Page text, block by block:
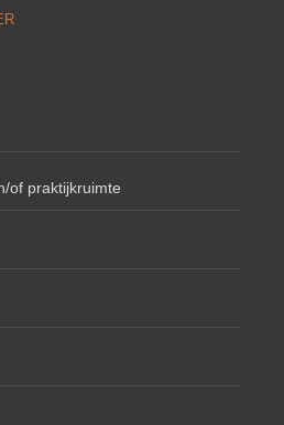
of praktijkruimte